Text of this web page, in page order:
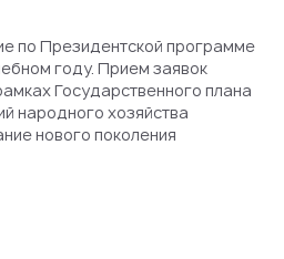
по Президентской программе
году. Прием заявок
Государственного плана
народного хозяйства
нового поколения